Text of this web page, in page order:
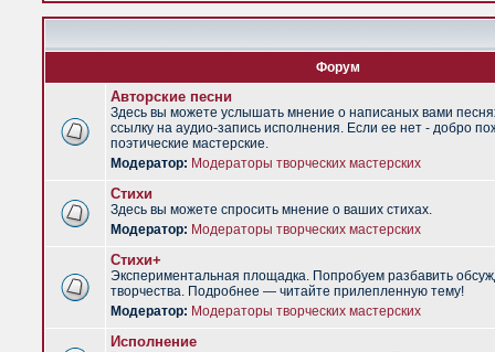
Форум
Авторские песни
Здесь вы можете услышать мнение о написаных вами
ссылку на аудио-запись исполнения. Если ее нет - добро
поэтические мастерские.
Модератор: Модераторы творческих мастерских
Стихи
Здесь вы можете спросить мнение о ваших стихах.
Модератор: Модераторы творческих мастерских
Стихи+
Экспериментальная площадка. Попробуем разбавить
творчества. Подробнее — читайте прилепленную тему!
Модератор: Модераторы творческих мастерских
Исполнение